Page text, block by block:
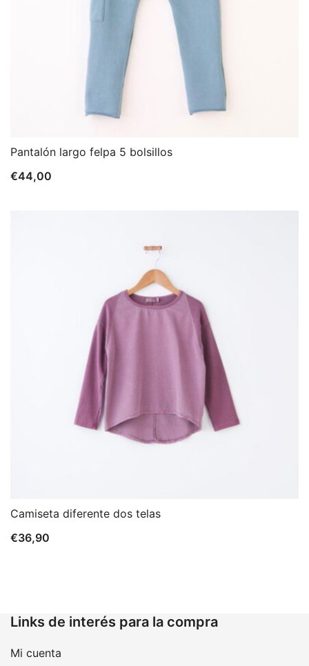
Pantalón largo felpa 5 bolsillos
€44,00
Camiseta diferente dos telas
€36,90
Links de interés para la compra
Mi cuenta